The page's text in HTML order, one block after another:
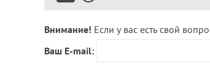
Внимание! Если у вас есть свой
Ваш E-mail: